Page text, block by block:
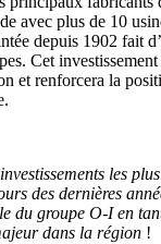
avec plus de 10
depuis 1902 fait
Cet investissement
et renforcera la
investissements les
des dernières
du groupe O-I en
dans la région !